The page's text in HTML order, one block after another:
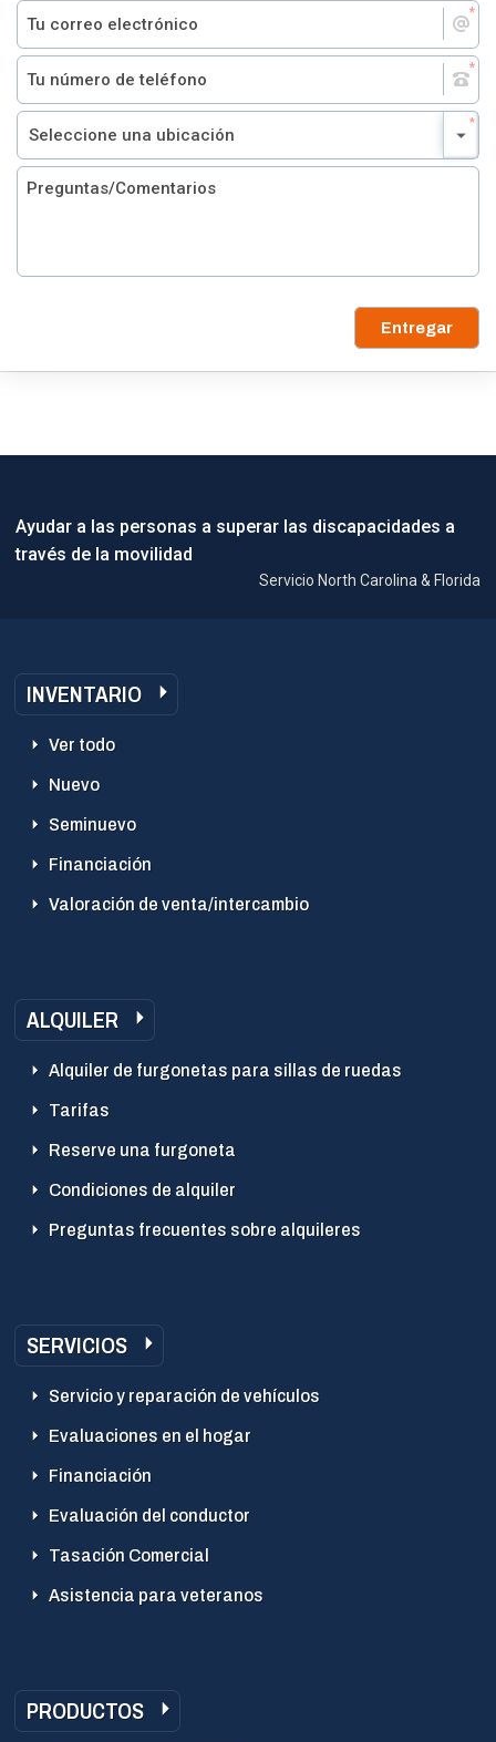
Entregar
Ayudar a las personas a superar las discapacidades a
través de la movilidad
Servicio North Carolina & Florida
INVENTARIO
Ver todo
Nuevo
Seminuevo
Financiación
Valoración de venta/intercambio
ALQUILER
Alquiler de furgonetas para sillas de ruedas
Tarifas
Reserve una furgoneta
Condiciones de alquiler
Preguntas frecuentes sobre alquileres
SERVICIOS
Servicio y reparación de vehículos
Evaluaciones en el hogar
Financiación
Evaluación del conductor
Tasación Comercial
Asistencia para veteranos
PRODUCTOS